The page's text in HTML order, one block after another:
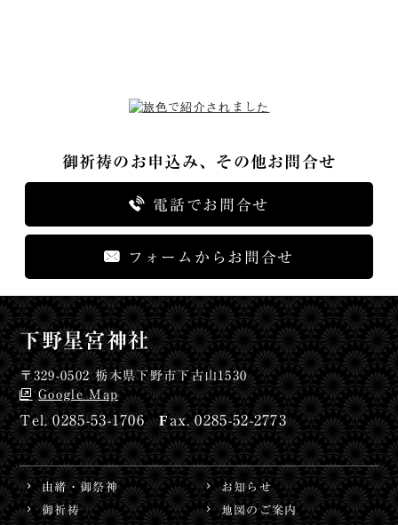
御祈祷のお申込み、その他お問合せ
電話でお問合せ
フォームからお問合せ
下野星宮神社
〒329-0502 栃木県下野市下古山1530
Google Map
0285-53-1706 0285-52-2773
由緒・御祭神
御祈祷
お知らせ
地図のご案内